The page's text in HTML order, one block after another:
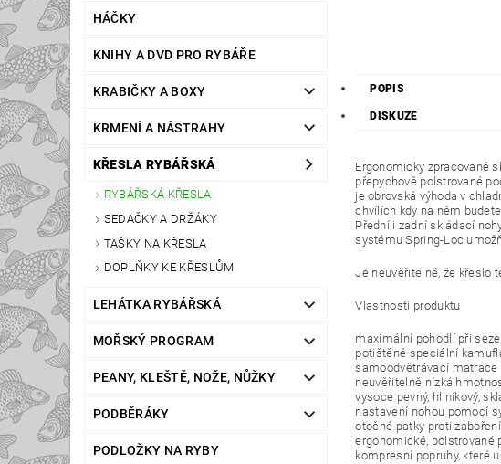
HÁČKY
KNIHY A DVD PRO RYBÁŘE
KRABIČKY A BOXY
KRMENÍ A NÁSTRAHY
KŘESLA RYBÁŘSKÁ
RYBÁŘSKÁ KŘESLA
SEDAČKY A DRŽÁKY
TAŠKY NA KŘESLA
DOPLŇKY KE KŘESLŮM
LEHÁTKA RYBÁŘSKÁ
MOŘSKÝ PROGRAM
PEANY, KLEŠTĚ, NOŽE, NŮŽKY
PODBĚRÁKY
PODLOŽKY NA RYBY
POPIS
DISKUZE
Ergonomicky zpracované
přepychově polstrované
je obrovská výhoda v
chvílích kdy na něm
Přední i zadní skládací
systému Spring-Loc
Je neuvěřitelné, že křeslo
Vlastnosti produktu
maximální pohodlí při
potištěné speciální
samoodvětrávací matrace
neuvěřitelně nízká
vysoce pevný, hliníkový,
nastavení nohou pomocí
otočné patky proti
ergonomické, polstrované
kompresní popruhy, které